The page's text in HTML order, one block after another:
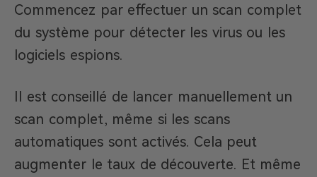
Commencez par effectuer un scan complet
du système pour détecter les virus ou les
logiciels espions.
Il est conseillé de lancer manuellement un
scan complet, même si les scans
automatiques sont activés. Cela peut
augmenter le taux de découverte. Et même